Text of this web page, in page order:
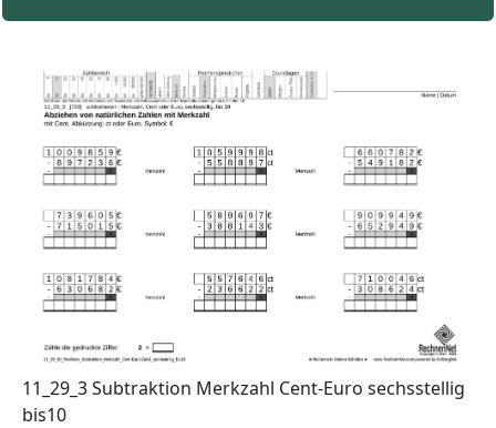
11_29_3 Subtraktion Merkzahl Cent-Euro sechsstellig
bis10